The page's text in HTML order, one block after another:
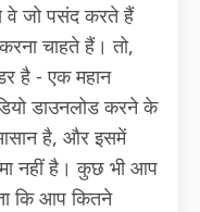
वे जो पसंद करते हैं
चाहते हैं। तो,
है - एक महान
डाउनलोड करने के
है, और इसमें
नहीं है। कुछ भी आप
कि आप कितने